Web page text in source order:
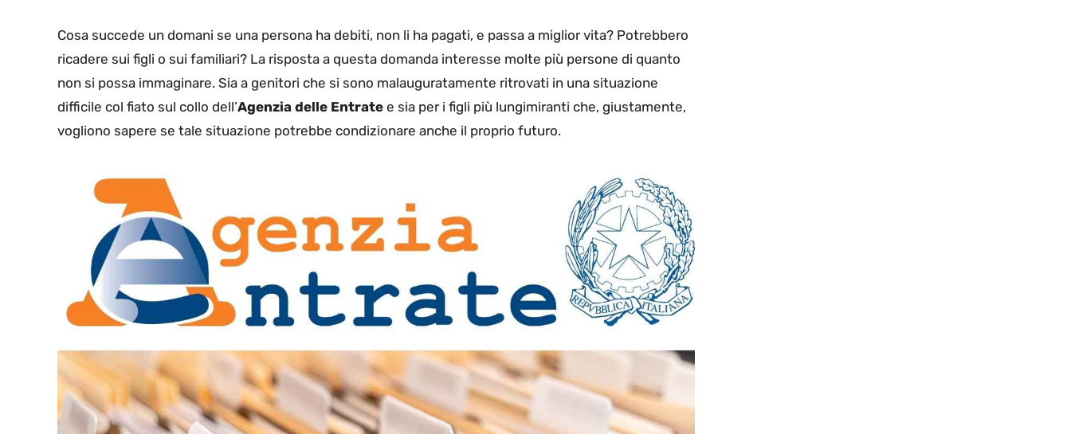
Cosa succede un domani se una persona ha debiti, non li ha pagati, e passa a miglior vita? Potrebbero
ricadere sui figli o sui familiari? La risposta a questa domanda interesse molte più persone di quanto
non si possa immaginare. Sia a genitori che si sono malauguratamente ritrovati in una situazione
difficile col fiato sul collo dell’Agenzia delle Entrate e sia per i figli più lungimiranti che, giustamente,
vogliono sapere se tale situazione potrebbe condizionare anche il proprio futuro.